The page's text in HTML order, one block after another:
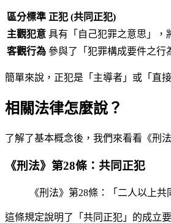
區分標準 正犯 (共同正犯)
主觀犯意 具有「自己犯罪之意思」，
客觀行為 參與了「犯罪構成要件之行
簡單來說，正犯是「主導者」或「直
相關法律怎麼說？
了解了基本概念後，我們來看看《刑
《刑法》第28條：共同正犯
《刑法》第28條：「二人以上
這條規定說明了「共同正犯」的成立